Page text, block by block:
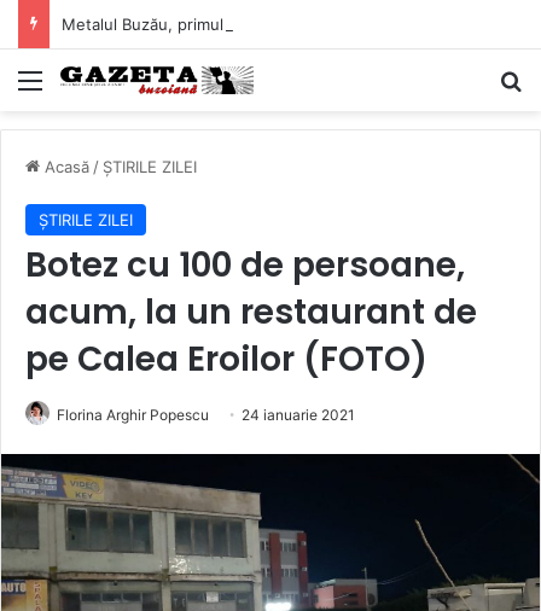
Mediu
Acasă / ȘTIRILE ZILEI
ȘTIRILE ZILEI
Botez cu 100 de persoane,
acum, la un restaurant de
pe Calea Eroilor (FOTO)
Florina Arghir Popescu 24 ianuarie 2021